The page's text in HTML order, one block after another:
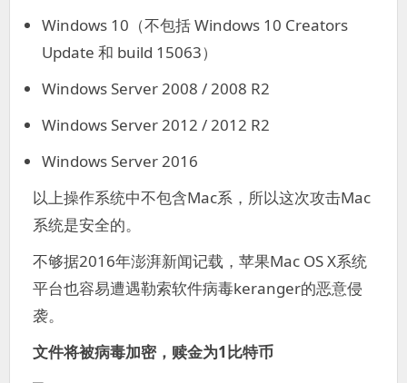
Windows 10（不包括 Windows 10 Creators
Update 和 build 15063）
Windows Server 2008 / 2008 R2
Windows Server 2012 / 2012 R2
Windows Server 2016
以上操作系统中不包含Mac系，所以这次攻击Mac
系统是安全的。
不够据2016年澎湃新闻记载，苹果Mac OS X系统
平台也容易遭遇勒索软件病毒keranger的恶意侵
袭。
文件将被病毒加密，赎金为1比特币